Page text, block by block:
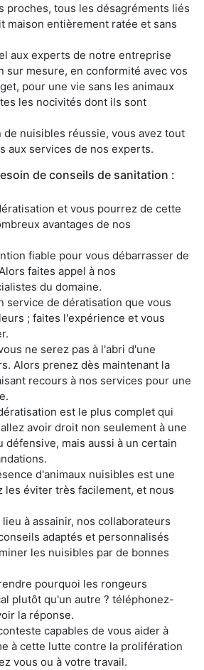
proches, tous les désagréments liés
maison entièrement ratée et sans
aux experts de notre entreprise
sur mesure, en conformité avec vos
pour une vie sans les animaux
les nocivités dont ils sont
de nuisibles réussie, vous avez tout
aux services de nos experts.
de conseils de sanitation :
et vous pourrez de cette
avantages de nos
fiable pour vous débarrasser de
faites appel à nos
du domaine.
service de dératisation que vous
; faites l'expérience et vous
ne serez pas à l'abri d'une
Alors prenez dès maintenant la
recours à nos services pour une
est le plus complet qui
avoir droit non seulement à une
défensive, mais aussi à un certain
d'animaux nuisibles est une
les éviter très facilement, et nous
à assainir, nos collaborateurs
adaptés et personnalisés
les nuisibles par de bonnes
pourquoi les rongeurs
plutôt qu'un autre ? téléphonez-
la réponse.
capables de vous aider à
à cette lutte contre la prolifération
vous ou à votre travail.